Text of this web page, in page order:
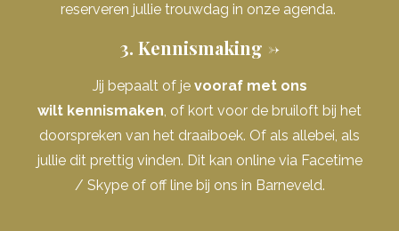
reserveren jullie trouwdag in onze agenda.
3. Kennismaking ->
Jij bepaalt of je vooraf met ons
wilt kennismaken, of kort voor de bruiloft bij het
doorspreken van het draaiboek. Of als allebei, als
jullie dit prettig vinden. Dit kan online via Facetime
/ Skype of off line bij ons in Barneveld.